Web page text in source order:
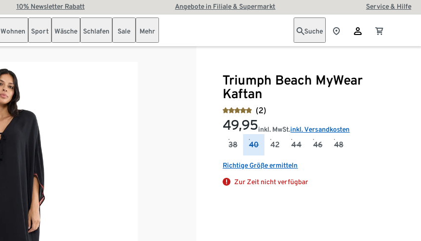
10% Newsletter Rabatt Angebote in Filiale & Supermarkt Service & Hilfe
Wohnen Sport Wäsche Schlafen Sale Mehr Suche
Triumph Beach MyWear
Kaftan
(2)
49,95inkl. MwSt.inkl. Versandkosten
38 40 42 44 46 48
Richtige Größe ermitteln
Zur Zeit nicht verfügbar